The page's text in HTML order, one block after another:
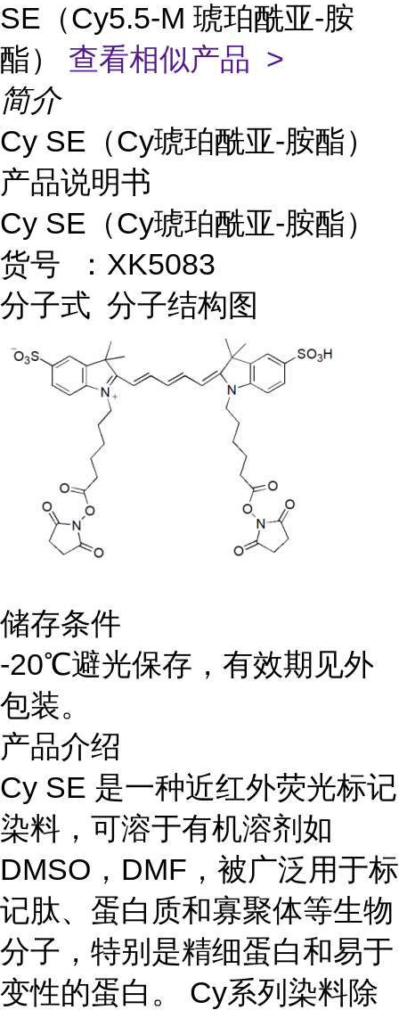
SE（Cy5.5-M 琥珀酰亚-胺
酯） 查看相似产品 >
简介
Cy SE（Cy琥珀酰亚-胺酯）
产品说明书
Cy SE（Cy琥珀酰亚-胺酯）
货号 ：XK5083
分子式 分子结构图
储存条件
-20℃避光保存，有效期见外
包装。
产品介绍
Cy SE 是一种近红外荧光标记
染料，可溶于有机溶剂如
DMSO，DMF，被广泛用于标
记肽、蛋白质和寡聚体等生物
分子，特别是精细蛋白和易于
变性的蛋白。 Cy系列染料除